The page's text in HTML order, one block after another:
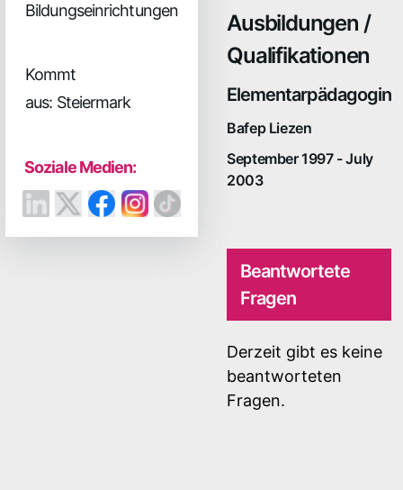
Bildungseinrichtungen
Kommt
aus: Steiermark
Soziale Medien:
Ausbildungen /
Qualifikationen
Elementarpädagogin
Bafep Liezen
September 1997 - July
2003
Beantwortete
Fragen
Derzeit gibt es keine
beantworteten
Fragen.